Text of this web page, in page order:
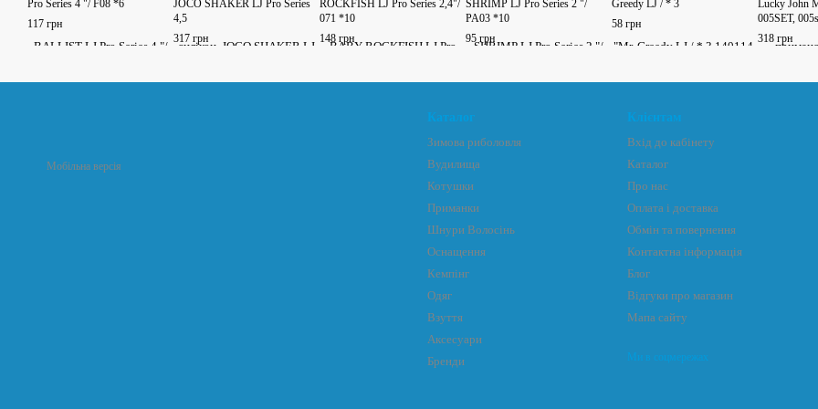
Pro Series 4 "/ F08 *6
117 грн
JOCO SHAKER LJ Pro Series
4,5
317 грн
ROCKFISH LJ Pro Series 2,4"/
071 *10
148 грн
SHRIMP LJ Pro Series 2 "/
PA03 *10
95 грн
Greedy LJ / * 3
58 грн
Lucky John
005SET,
318 грн
Мобільна версія
Каталог
Зимова риболовля
Вудилища
Котушки
Приманки
Шнури Волосінь
Оснащення
Кемпінг
Одяг
Взуття
Аксесуари
Бренди
Клієнтам
Вхід до кабінету
Каталог
Про нас
Оплата і доставка
Обмін та повернення
Контактна інформація
Блог
Відгуки про магазин
Мапа сайту
Ми в соцмережах